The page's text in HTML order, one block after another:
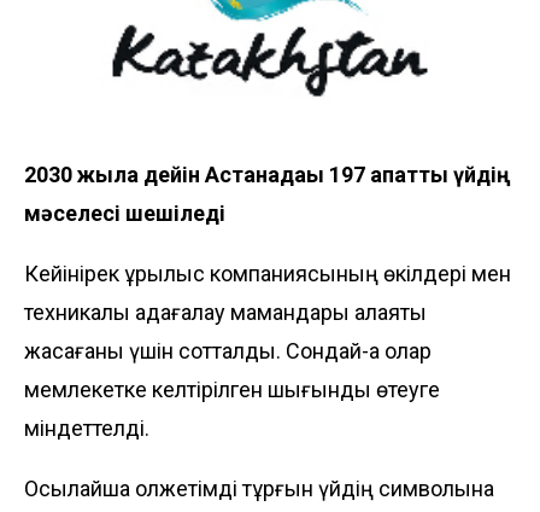
2030 жылға дейін Астанадағы 197 апатты үйдің
мәселесі шешіледі
Кейінірек құрылыс компаниясының өкілдері мен
техникалық қадағалау мамандары алаяқтық
жасағаны үшін сотталды. Сондай-ақ олар
мемлекетке келтірілген шығынды өтеуге
міндеттелді.
Осылайша қолжетімді тұрғын үйдің символына